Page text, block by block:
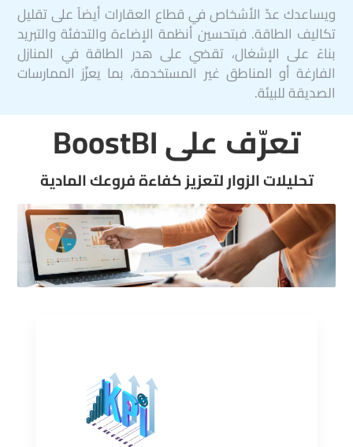
ويساعدك عدّ الأشخاص في قطاع العقارات أيضاً على تقليل
تكاليف الطاقة. فبتحسين أنظمة الإضاءة والتدفئة والتبريد
بناءً على الإشغال، تقضي على هدر الطاقة في المنازل
الفارغة أو المناطق غير المستخدمة، بما يعزّز الممارسات
الصديقة للبيئة.
تعرّف على BoostBI
تحليلات الزوار لتعزيز كفاءة فروعك المادية